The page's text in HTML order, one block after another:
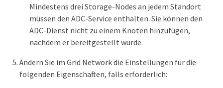
Mindestens drei Storage-Nodes an jedem Standort
müssen den ADC-Service enthalten. Sie können den
ADC-Dienst nicht zu einem Knoten hinzufügen,
nachdem er bereitgestellt wurde.
Ändern Sie im Grid Network die Einstellungen für die
folgenden Eigenschaften, falls erforderlich: